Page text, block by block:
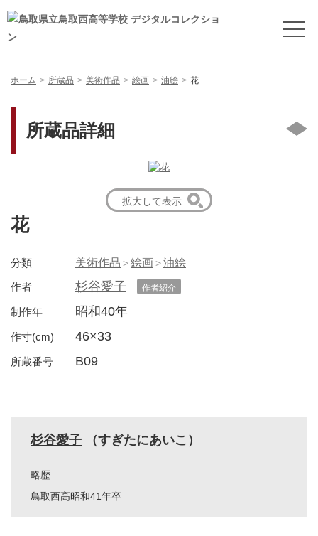
ホーム 所蔵品 美術作品 絵画 油絵 花
所蔵品詳細
拡大して表示
花
分類 美術作品 絵画
油絵
作者
杉谷愛子 作者紹介
制作年 昭和40年
作寸(cm) 46×33
所蔵番号 B09
杉谷愛子 （すぎたにあいこ）
略歴
鳥取西高昭和41年卒